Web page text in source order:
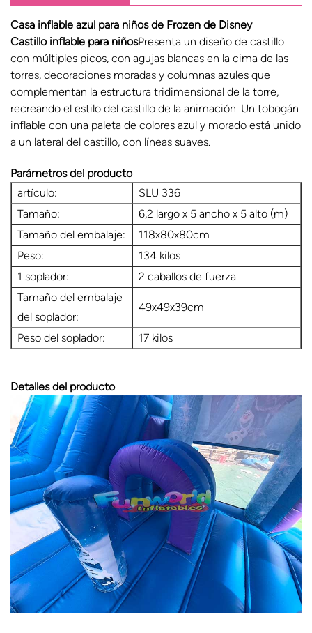
Casa inflable azul para niños de Frozen de Disney
Castillo inflable para niñosPresenta un diseño de castillo
con múltiples picos, con agujas blancas en la cima de las
torres, decoraciones moradas y columnas azules que
complementan la estructura tridimensional de la torre,
recreando el estilo del castillo de la animación. Un tobogán
inflable con una paleta de colores azul y morado está unido
a un lateral del castillo, con líneas suaves.
Parámetros del producto
artículo:
SLU 336
Tamaño:
6,2 largo x 5 ancho x 5 alto (m)
Tamaño del embalaje:
118x80x80cm
Peso:
134 kilos
1 soplador:
2 caballos de fuerza
Tamaño del embalaje
del soplador:
49x49x39cm
Peso del soplador: 17 kilos
Detalles del producto